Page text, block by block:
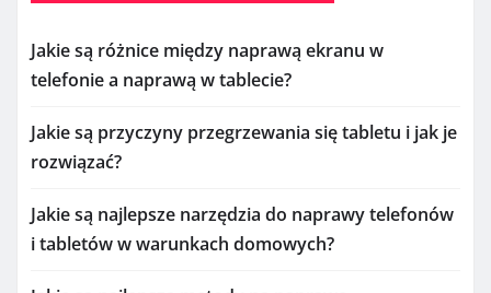
Jakie są różnice między naprawą ekranu w
telefonie a naprawą w tablecie?
Jakie są przyczyny przegrzewania się tabletu i jak je
rozwiązać?
Jakie są najlepsze narzędzia do naprawy telefonów
i tabletów w warunkach domowych?